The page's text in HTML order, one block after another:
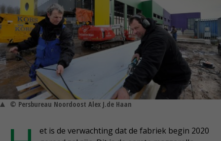
© Persbureau Noordoost Alex J.de Haan
et is de verwachting dat de fabriek begin 2020